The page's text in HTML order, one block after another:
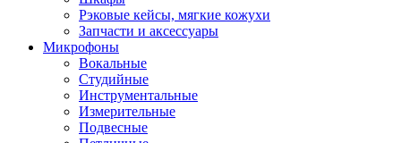
Рэковые кейсы, мягкие кожухи
Запчасти и аксессуары
Микрофоны
Вокальные
Студийные
Инструментальные
Измерительные
Подвесные